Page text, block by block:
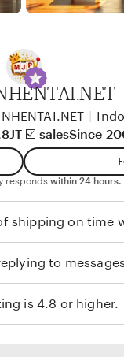
☑️ salesSince
responds within 24 hours.
shipping on time
to
is 4.8 or higher.